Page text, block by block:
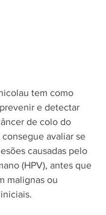
tem como
e detectar
de colo do
avaliar se
causadas pelo
(HPV), antes que
malignas ou